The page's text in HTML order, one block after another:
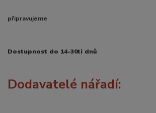
připravujeme
Dostupnost do 14-30ti dnů
Dodavatelé nářadí: